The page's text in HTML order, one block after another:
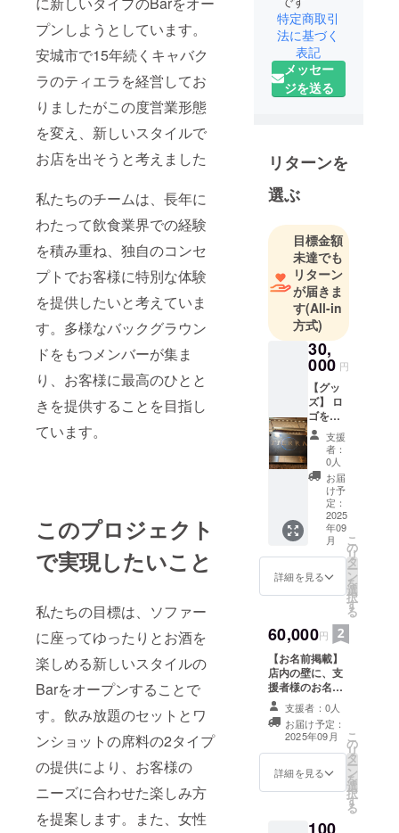
プンしようとしています。
安城市で15年続くキャバク
ラのティエラを経営してお
りましたがこの度営業形態
を変え、新しいスタイルで
お店を出そうと考えました
私たちのチームは、長年に
わたって飲食業界での経験
を積み重ね、独自のコンセ
プトでお客様に特別な体験
を提供したいと考えていま
す。多様なバックグラウン
ドをもつメンバーが集ま
り、お客様に最高のひとと
きを提供することを目指し
ています。
このプロジェクト
で実現したいこと
私たちの目標は、ソファー
に座ってゆったりとお酒を
楽しめる新しいスタイルの
Barをオープンすることで
す。飲み放題のセットとワ
ンショットの席料の2タイプ
の提供により、お客様の
ニーズに合わせた楽しみ方
を提案します。また、女性
特定商取引
法に基づく
表記
メッセー
ジを送る
リターンを
選ぶ
目標金額
未達でも
リターン
が届きま
す(All-in
方式)
30,
000 円
【グッ
ズ】 ロ
ゴをデ
ザイン
した会
員ス
テッ
カーを
提供し
ます。
（こち
らを入
り口で
見せる
ことで
飲み放
スが
4500円
から
2500円
引きの
2000円
でご案
内でき
ます 飲
み物も
アラン
10年も
支援
者：
0人
お届
け予
定：
2025
年09
月
詳細を見る
こ
の
リ
タ
ー
ン
を
選
択
す
る
60,000円
【お名前掲載】
店内の壁に、支
援者様のお名前
（ニックネー
ム、会社名）を
掲載します。 ・
掲載期間：オー
プン時期から
2030年9月 ・掲
可 ・掲載サイ
支援者：0人
お届け予定：
2025年09月
詳細を見る
こ
の
リ
タ
ー
ン
を
選
択
す
る